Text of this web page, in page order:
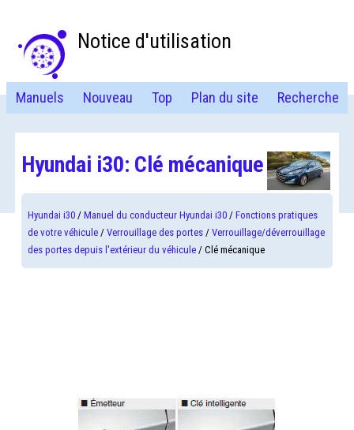
Notice d'utilisation
Manuels Nouveau Top Plan du site Recherche
Hyundai i30: Clé mécanique
Hyundai i30 /Manuel du conducteur Hyundai i30 /Fonctions pratiques
de votre véhicule /Verrouillage des portes /Verrouillage/déverrouillage
des portes depuis l'extérieur du véhicule / Clé mécanique